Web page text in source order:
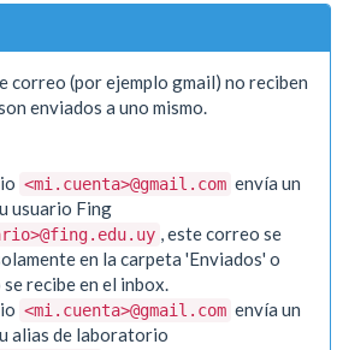
correo (por ejemplo gmail) no reciben
enviados a uno mismo.
<mi.cuenta>@gmail.com envía un
usuario Fing
, este correo se
en la carpeta 'Enviados' o
se recibe en el inbox.
<mi.cuenta>@gmail.com envía un
alias de laboratorio